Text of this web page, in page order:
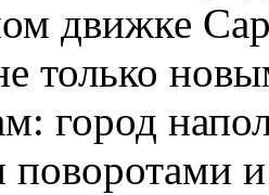
движке
только
город